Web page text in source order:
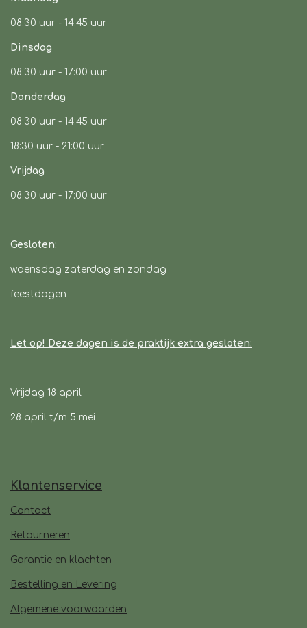
08:30 uur - 14:45 uur
Dinsdag
08:30 uur - 17:00 uur
Donderdag
08:30 uur - 14:45 uur
18:30 uur - 21:00 uur
Vrijdag
08:30 uur - 17:00 uur
Gesloten:
woensdag zaterdag en zondag
feestdagen
Let op! Deze dagen is de praktijk extra gesloten:
Vrijdag 18 april
28 april t/m 5 mei
Klantenservice
Contact
Retourneren
Garantie en klachten
Bestelling en Levering
Algemene voorwaarden